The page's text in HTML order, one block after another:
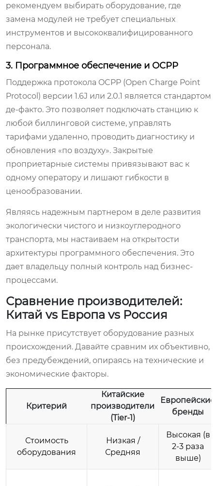
рекомендуем выбирать оборудование, где
замена модулей не требует специальных
инструментов и высококвалифицированного
персонала.
3. Программное обеспечение и OCPP
Поддержка протокола OCPP (Open Charge Point
Protocol) версии 1.6J или 2.0.1 является стандартом
де-факто. Это позволяет подключать станцию к
любой биллинговой системе, управлять
тарифами удаленно, проводить диагностику и
обновления «по воздуху». Закрытые
проприетарные системы привязывают вас к
одному оператору и лишают гибкости в
ценообразовании.
Являясь надежным партнером в деле развития
экологически чистого и низкоуглеродного
транспорта, мы настаиваем на открытости
архитектуры программного обеспечения. Это
дает владельцу полный контроль над бизнес-
процессами.
Сравнение производителей:
Китай vs Европа vs Россия
На рынке присутствует оборудование разных
происхождений. Давайте сравним их объективно,
без предубеждений, опираясь на технические и
экономические факторы.
Критерий
Китайские
производители
(Tier-1)
Европейские
бренды
Стоимость
оборудования
Низкая /
Средняя
Высокая (в
2-3 раза
выше)